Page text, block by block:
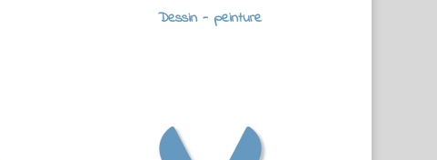
Dessin - peinture